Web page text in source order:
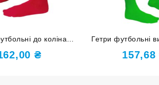
до коліна
38-40 червоні
₴
Гетри футбольні
розмір 34-37157,68